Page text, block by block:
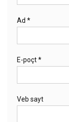
Ad *
E-poçt*
Veb sayt